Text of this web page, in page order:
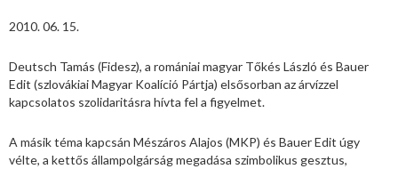
2010. 06. 15.
Deutsch Tamás (Fidesz), a romániai magyar Tőkés László és Bauer
Edit (szlovákiai Magyar Koalíció Pártja) elsősorban az árvízzel
kapcsolatos szolidaritásra hívta fel a figyelmet.
A másik téma kapcsán Mészáros Alajos (MKP) és Bauer Edit úgy
vélte, a kettős állampolgárság megadása szimbolikus gesztus,